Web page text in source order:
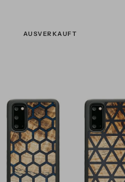
AUSVERKAUFT